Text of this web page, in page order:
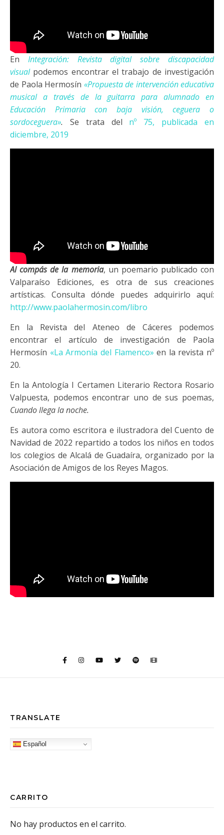
En Integración: Revista digital sobre discapacidad
visual podemos encontrar el trabajo de investigación
de Paola Hermosín «Propuesta de intervención educativa
musical a través de la guitarra para alumnado en
Educación Primaria con baja visión, ceguera o
sordoceguera». Se trata del nº 75, publicada en
diciembre, 2019
Al compás de la memoria, un poemario publicado con
Valparaíso Ediciones, es otra de sus creaciones
artísticas. Consulta dónde puedes adquirirlo aquí:
http://www.paolahermosin.com/libro
En la Revista del Ateneo de Cáceres podemos
encontrar el artículo de investigación de Paola
Hermosín «La Armonía del Flamenco» en la revista nº
20.
En la Antología I Certamen Literario Rectora Rosario
Valpuesta, podemos encontrar uno de sus poemas,
Cuando llega la noche.
Es autora como escritora e ilustradora del Cuento de
Navidad de 2022 repartido a todos los niños en todos
los colegios de Alcalá de Guadaíra, organizado por la
Asociación de Amigos de los Reyes Magos.
TRANSLATE
Español
CARRITO
No hay productos en el carrito.